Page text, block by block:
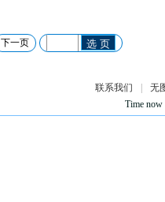
下一页 选 页
联系我们
无
Time now